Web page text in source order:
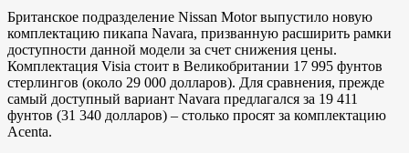
Британское подразделение Nissan Motor выпустило новую
комплектацию пикапа Navara, призванную расширить рамки
доступности данной модели за счет снижения цены.
Комплектация Visia стоит в Великобритании 17 995 фунтов
стерлингов (около 29 000 долларов). Для сравнения, прежде
самый доступный вариант Navara предлагался за 19 411
фунтов (31 340 долларов) – столько просят за комплектацию
Acenta.